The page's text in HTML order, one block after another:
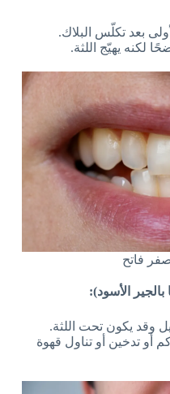
بعد تكلّس البلاك.
لكنه يهيّج اللثة.
فاتح
الأسود):
وقد يكون تحت اللثة.
أو تدخين أو تناول قهوة